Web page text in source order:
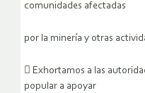
comunidades afectadas
por la minería y otras
 Exhortamos a las
popular a apoyar